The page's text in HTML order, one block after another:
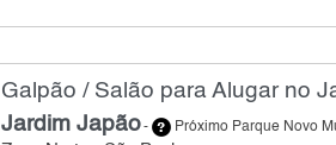
Galpão / Salão para Alugar no
Jardim Japão- Próximo Parque Novo